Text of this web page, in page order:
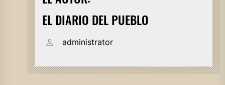
EL DIARIO DEL PUEBLO
administrator